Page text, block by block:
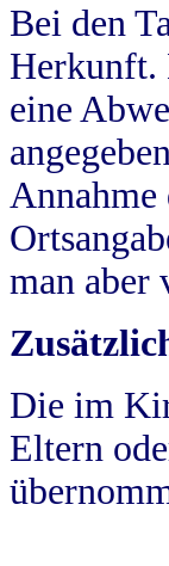
Bei den
Herkunft.
eine
man aber
Die im
Eltern